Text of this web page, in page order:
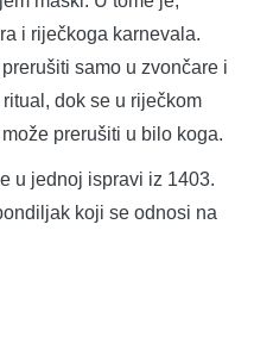
i riječkoga karnevala.
samo u zvončare i
dok se u riječkom
prerušiti u bilo koga.
u jednoj ispravi iz 1403.
koji se odnosi na